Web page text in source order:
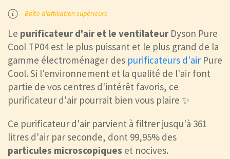
Boîte d'affiliation supérieure
Le purificateur d'air et le ventilateurDyson Pure
Cool TP04 est le plus puissant et le plus grand de la
gamme électroménager des purificateurs d'air Pure
Cool. Si l'environnement et la qualité de l'air font
partie de vos centres d'intérêt favoris, ce
purificateur d'air pourrait bien vous plaire ✨
Ce purificateur d'air parvient à filtrer jusqu'à 361
litres d'air par seconde, dont 99,95% des
particules microscopiques et nocives.